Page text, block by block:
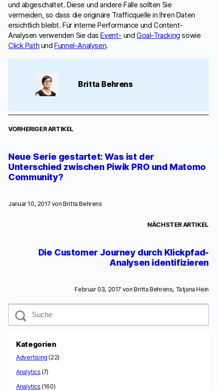
und abgeschaltet. Diese und andere Fälle sollten Sie
vermeiden, so dass die originäre Trafficquelle in Ihren Daten
ersichtlich bleibt. Für interne Performance und Content-
Analysen verwenden Sie das Event- undGoal-Tracking sowie
Click Path und Funnel-Analysen.
Britta Behrens
VORHERIGER ARTIKEL
Neue Serie gestartet: Was ist der
Unterschied zwischen Piwik PRO und Matomo
Community?
Januar 10, 2017 vonBritta Behrens
NÄCHSTER ARTIKEL
Die Customer Journey durch Klickpfad-
Analysen identifizieren
Februar 03, 2017 von Britta Behrens, Tatjana Hein
S
Kategorien
Advertising (22)
Analytics (7)
Analytics (160)